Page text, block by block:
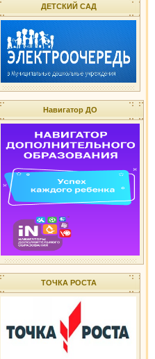
ДЕТСКИЙ САД
Навигатор ДО
ТОЧКА РОСТА